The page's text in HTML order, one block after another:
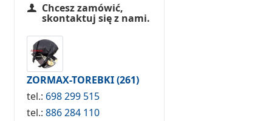
Chcesz zamówić,
skontaktuj się z nami.
ZORMAX-TOREBKI(261)
tel.: 698 299 515
tel.:886 284 110